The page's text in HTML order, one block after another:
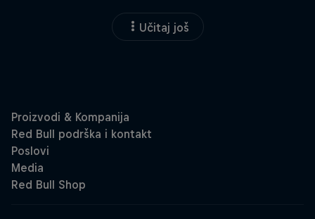
Učitaj još